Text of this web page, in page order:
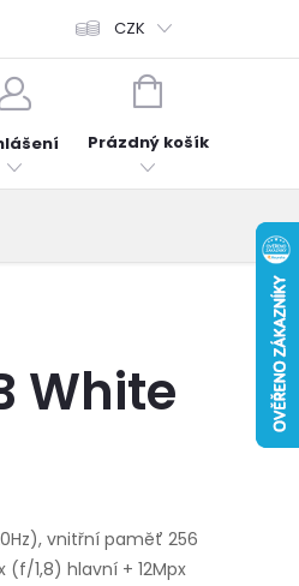
Hodnocení obchodu
CZK
NÁKUPNÍ
Prázdný košík
White
vnitřní paměť 256
(f/1,8) hlavní + 12Mpx